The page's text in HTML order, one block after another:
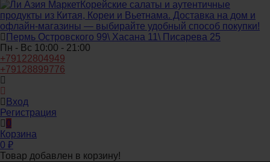
Корейские салаты и аутентичные
продукты из Китая, Кореи и Вьетнама. Доставка на дом и
офлайн‑магазины — выбирайте удобный способ покупки!
Пермь Островского 99\ Хасана 11\ Писарева 25
Пн - Вс 10:00 - 21:00
+79122804949
+79128899776
Вход
Регистрация
0
Корзина
0 ₽
Товар добавлен в корзину!